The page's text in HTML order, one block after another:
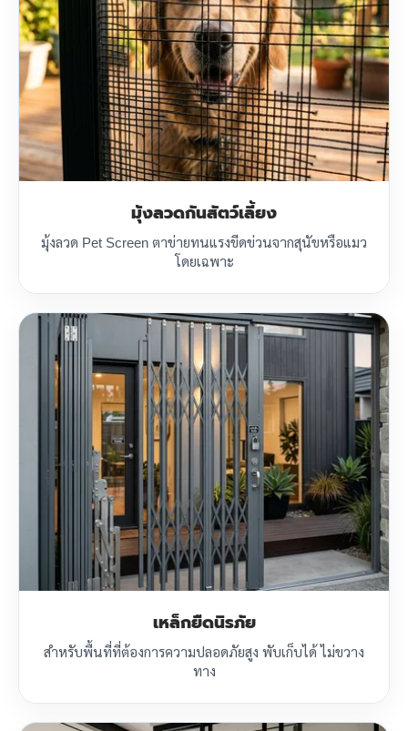
มุ้งลวดกันสัตว์เลี้ยง
มุ้งลวด Pet Screen ตาข่ายทนแรงขีดข่วนจากสุนัขหรือแมว
โดยเฉพาะ
เหล็กยืดนิรภัย
สำหรับพื้นที่ที่ต้องการความปลอดภัยสูง พับเก็บได้ ไม่ขวาง
ทาง